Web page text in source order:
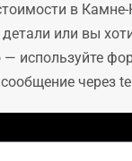
в
или вы
— используйте
через